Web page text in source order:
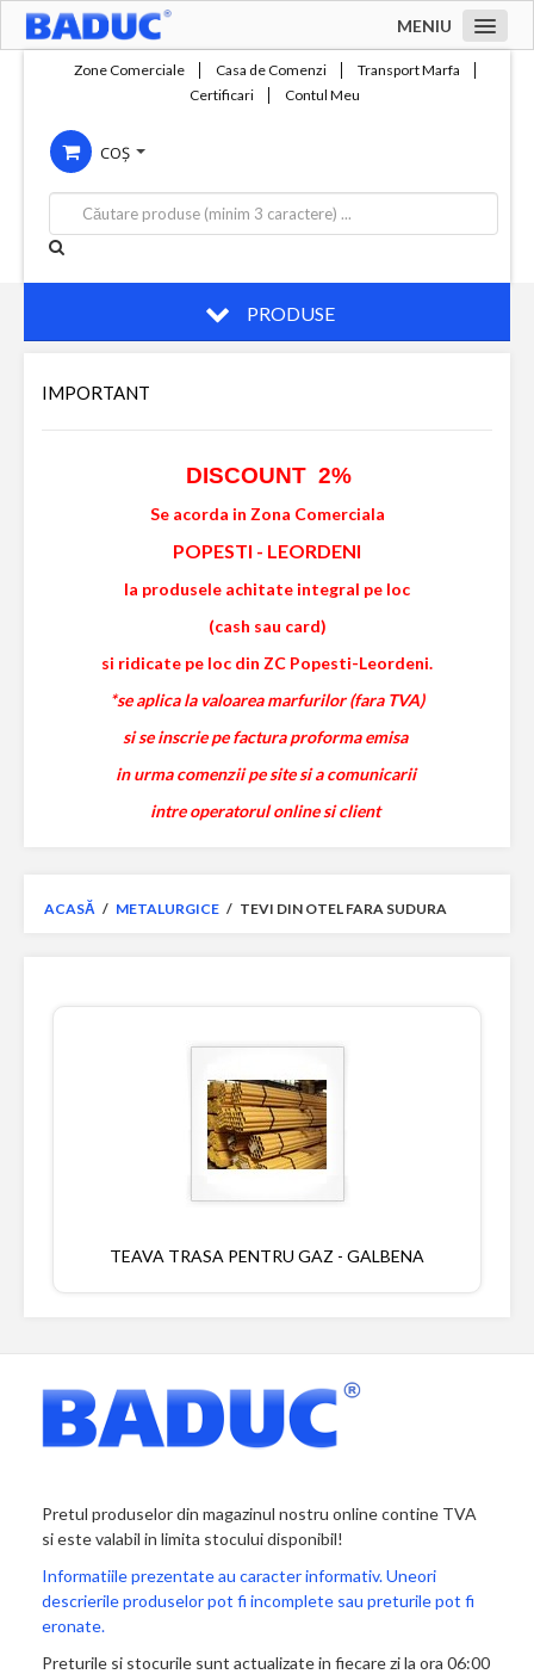
MENIU
Compania
Servicii
Productie
Contact
Zone Comerciale Casa de Comenzi
Transport Marfa
Certificari
Contul Meu
COȘ
PRODUSE
IMPORTANT
DISCOUNT 2%
Se acorda in Zona Comerciala
POPESTI - LEORDENI
la produsele achitate integral pe loc
(cash sau card)
si ridicate pe loc din ZC Popesti-Leordeni.
*se aplica la valoarea marfurilor (fara TVA)
si se inscrie pe factura proforma emisa
in urma comenzii pe site si a comunicarii
intre operatorul online si client
ACASĂ / METALURGICE / TEVI DIN OTEL FARA SUDURA
TEAVA TRASA PENTRU GAZ - GALBENA
Pretul produselor din magazinul nostru online contine TVA
si este valabil in limita stocului disponibil!
Informatiile prezentate au caracter informativ. Uneori
descrierile produselor pot fi incomplete sau preturile pot fi
eronate.
Preturile si stocurile sunt actualizate in fiecare zi la ora 06:00